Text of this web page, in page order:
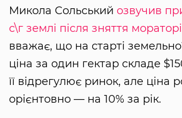
Микола Сольський озвучив
с\г землі після зняття
вважає, що на старті
ціна за один гектар складе
її відрегулює ринок, але ціна
орієнтовно — на 10% за рік.